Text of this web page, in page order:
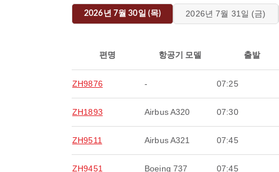
2026년 7월 30일 (목) 2026년 7월 31일 (금)
편명 항공기 모델 출발
ZH9876 - 07:25
ZH1893 Airbus A320 07:30
ZH9511 Airbus A321 07:45
ZH9451 Boeing 737 07:45